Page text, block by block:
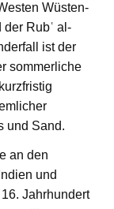
Wüsten-
Rubʿ al-
ist der
sommerliche
und Sand.
an den
und
Jahrhundert